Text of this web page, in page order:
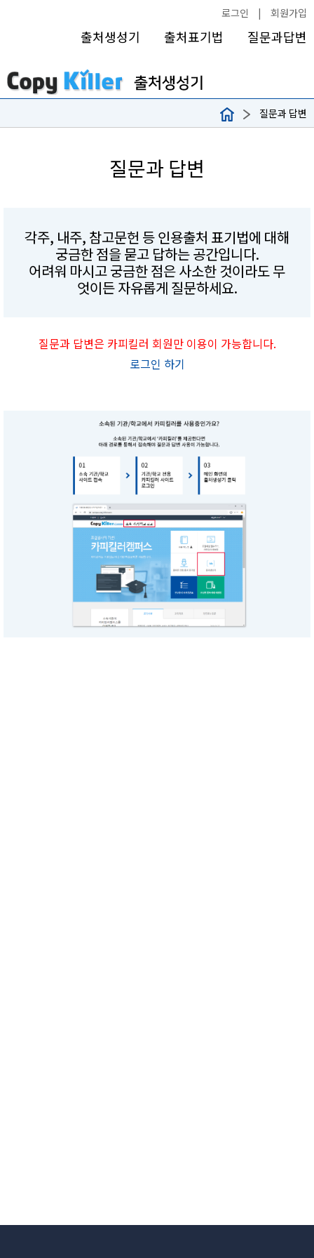
로그인 | 회원가입
출처생성기 출처표기법 질문과답변
질문과 답변
질문과 답변
각주, 내주, 참고문헌 등 인용출처 표기법에 대해
궁금한 점을 묻고 답하는 공간입니다.
어려워 마시고 궁금한 점은 사소한 것이라도 무
엇이든 자유롭게 질문하세요.
질문과 답변은 카피킬러 회원만 이용이 가능합니다.
로그인 하기